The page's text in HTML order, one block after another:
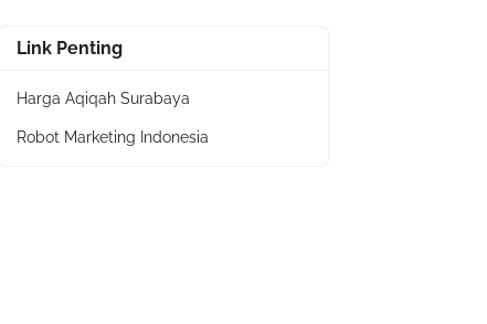
Link Penting
Harga Aqiqah Surabaya
Robot Marketing Indonesia